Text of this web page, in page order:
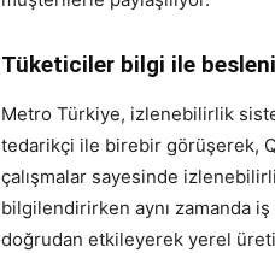
Tüketiciler bilgi ile
Metro Türkiye, izlenebilirlik
tedarikçi ile birebir görüşerek,
çalışmalar sayesinde
bilgilendirirken aynı zamanda
doğrudan etkileyerek yerel